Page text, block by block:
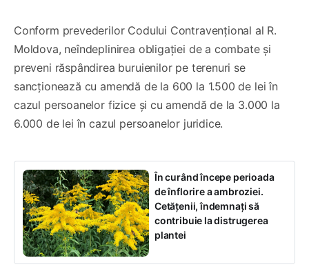
Conform prevederilor Codului Contravențional al R.
Moldova, neîndeplinirea obligației de a combate și
preveni răspândirea buruienilor pe terenuri se
sancționează cu amendă de la 600 la 1.500 de lei în
cazul persoanelor fizice și cu amendă de la 3.000 la
6.000 de lei în cazul persoanelor juridice.
În curând începe perioada
de înflorire a ambroziei.
Cetățenii, îndemnați să
contribuie la distrugerea
plantei